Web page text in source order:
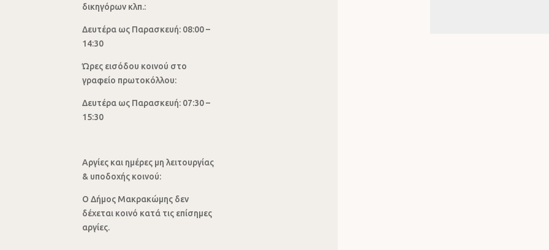
δικηγόρων κλπ.:
Δευτέρα ως Παρασκευή: 08:00 –
14:30
Ώρες εισόδου κοινού στο
γραφείο πρωτοκόλλου:
Δευτέρα ως Παρασκευή: 07:30 –
15:30
Αργίες και ημέρες μη λειτουργίας
& υποδοχής κοινού:
Ο Δήμος Μακρακώμης δεν
δέχεται κοινό κατά τις επίσημες
αργίες.